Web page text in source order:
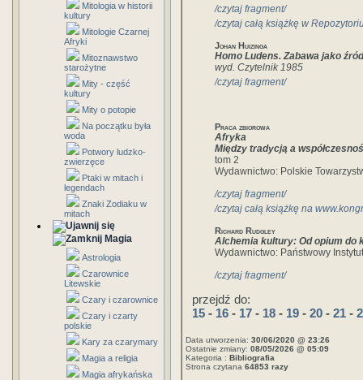
Mitologia w historii
kultury
Mitologie Czarnej
Afryki
Mitoznawstwo
starożytne
Mity - część
kultury
Mity o potopie
Na początku była
woda
Potwory ludzko-
zwierzęce
Ptaki w mitach i
legendach
Znaki Zodiaku w
mitach
Magia
Astrologia
Czarownice
Litewskie
Czary i czarownice
Czary i czarty
polskie
Kary za czarymary
Magia a religia
Magia afrykańska
/czytaj fragment/
/czytaj całą książkę w
Johan Huizinga
Homo Ludens. Zabawa jako
wyd. Czytelnik 1985
/czytaj fragment/
Praca zbiorowa
Afryka
Między tradycją a
tom 2
Wydawnictwo: Polskie
/czytaj fragment/
/czytaj całą książkę na
Richard Rudgley
Alchemia kultury: Od opium do
Wydawnictwo: Państwowy
/czytaj fragment/
przejdź do:
15 - 16 - 17 - 18 - 19 - 20 - 21 -
Data utworzenia: 30/06/2020 @ 23:26
Ostatnie zmiany: 08/05/2026 @ 05:09
Kategoria : Bibliografia
Strona czytana 64853 razy